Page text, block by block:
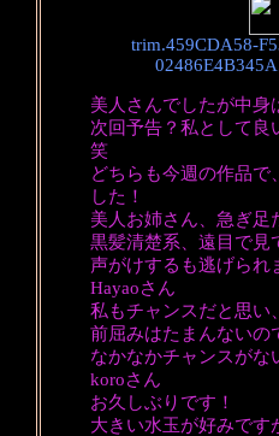
trim.459CDA58-
美人さんでしたが中身
次回予告？私として良
笑
どちらも今週の作品
した！
美人お姉さん、急ぎ足
黒髪清楚系、遠目で見
声がけするも逃げられ
Hayaoさん
私もチャンスだと思い
前屈みはたまんないの
なかなかチャンスがな
koroさん
お久しぶりです！
大きい水玉が好みです